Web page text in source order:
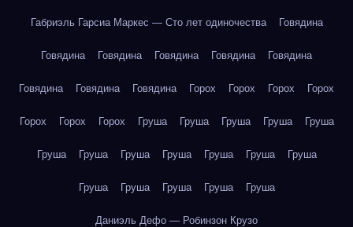
Габриэль Гарсиа Маркес — Сто лет одиночества Говядина
Говядина Говядина Говядина Говядина Говядина
Говядина Говядина Говядина Горох Горох Горох Горох
Горох Горох Горох Груша Груша Груша Груша Груша
Груша Груша Груша Груша Груша Груша Груша
Груша Груша Груша Груша Груша
Даниэль Дефо — Робинзон Крузо